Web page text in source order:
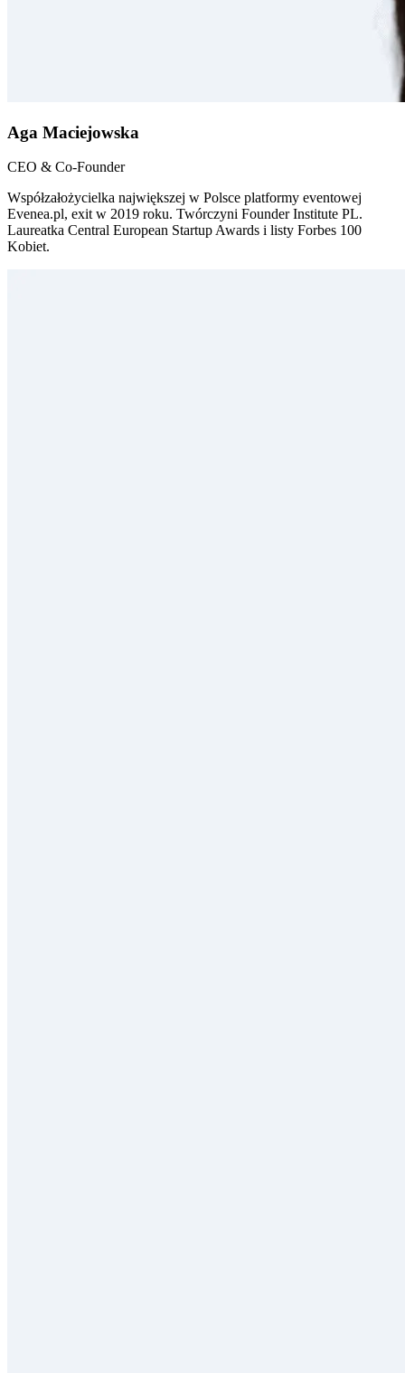
Aga Maciejowska
CEO & Co-Founder
Współzałożycielka największej w Polsce platformy eventowej
Evenea.pl, exit w 2019 roku. Twórczyni Founder Institute PL.
Laureatka Central European Startup Awards i listy Forbes 100
Kobiet.